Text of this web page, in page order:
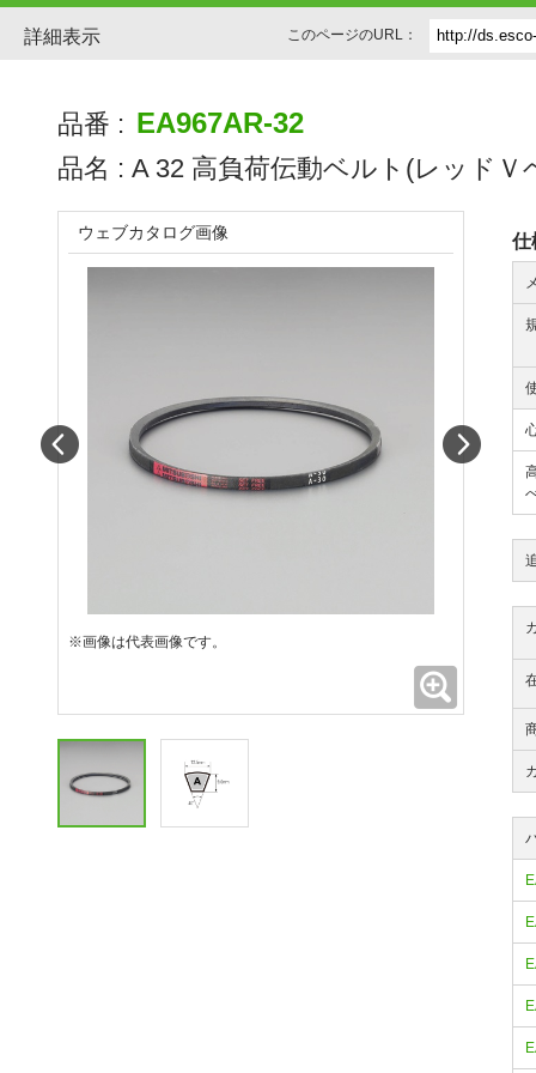
詳細表示 このページのURL：
品番 : EA967AR-32
品名 : A 32 高負荷伝動ベルト(レッドＶ
仕
ウェブカタログ画像
※画像は代表画像です。